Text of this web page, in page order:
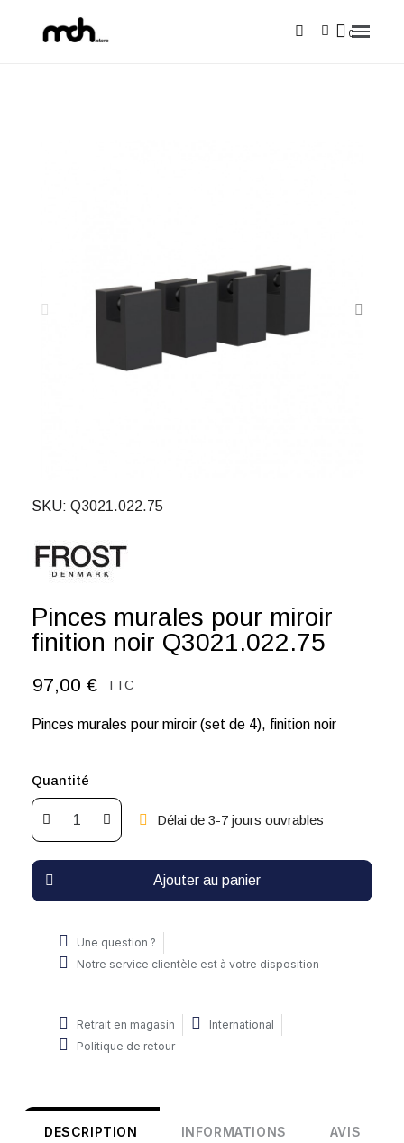
SKU Q3021.022.75
Pinces murales pour miroir
finition noir Q3021.022.75
97,00 € TTC
Pinces murales pour miroir (set de 4), finition noir
Quantité
Délai de 3-7 jours ouvrables
Ajouter au panier
Une question ?
Notre service clientèle est à votre disposition
Retrait en magasin
International
Politique de retour
DESCRIPTION INFORMATIONS AVIS